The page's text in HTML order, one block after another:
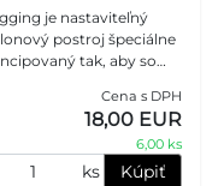
je nastaviteľný
postroj špeciálne
tak, aby so
domáceho
Je vybavený
Cena s DPH
18,00 EUR
6,00 ks
ks Kúpiť